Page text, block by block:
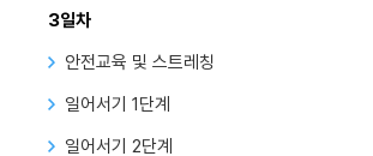
3일차
안전교육 및 스트레칭
일어서기 1단계
일어서기 2단계